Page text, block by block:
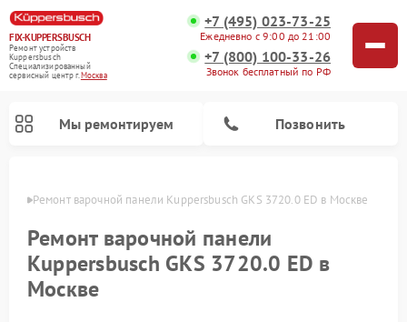
FIX-KUPPERSBUSCH
Ремонт устройств
Kuppersbusch
Специализированный
cервисный центр г.Москва
+7 (495) 023-73-25
Ежедневно с 9:00 до 21:00
+7 (800) 100-33-26
Звонок бесплатный по РФ
Мы ремонтируем Позвонить
Ремонт варочной панели Kuppersbusch GKS 3720.0 ED в Москве
Ремонт варочной панели
Kuppersbusch GKS 3720.0 ED в
Москве